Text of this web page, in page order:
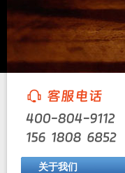
关于我们